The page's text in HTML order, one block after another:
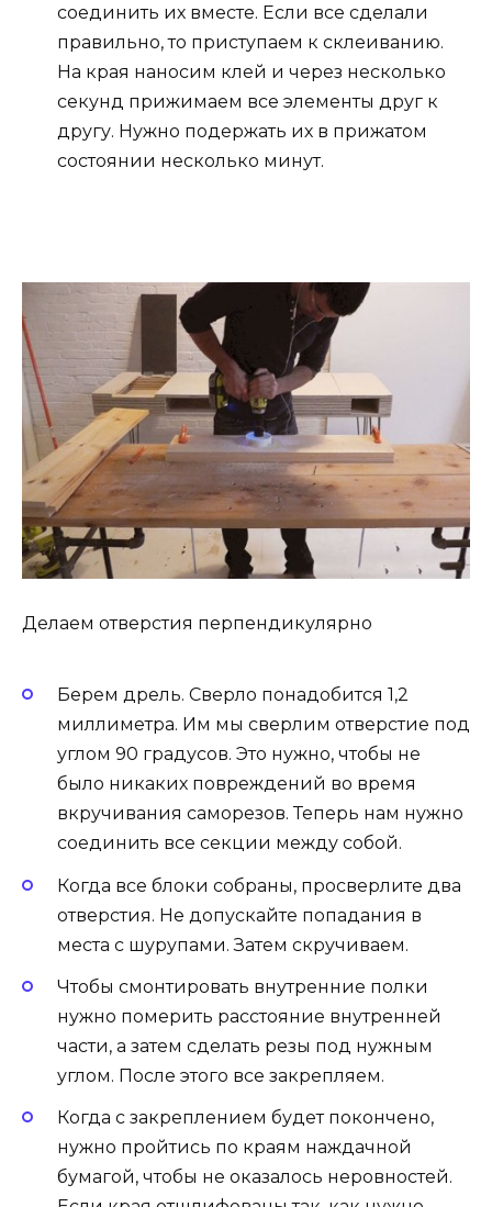
соединить их вместе. Если все сделали
правильно, то приступаем к склеиванию.
На края наносим клей и через несколько
секунд прижимаем все элементы друг к
другу. Нужно подержать их в прижатом
состоянии несколько минут.
Делаем отверстия перпендикулярно
Берем дрель. Сверло понадобится 1,2
миллиметра. Им мы сверлим отверстие под
углом 90 градусов. Это нужно, чтобы не
было никаких повреждений во время
вкручивания саморезов. Теперь нам нужно
соединить все секции между собой.
Когда все блоки собраны, просверлите два
отверстия. Не допускайте попадания в
места с шурупами. Затем скручиваем.
Чтобы смонтировать внутренние полки
нужно померить расстояние внутренней
части, а затем сделать резы под нужным
углом. После этого все закрепляем.
Когда с закреплением будет покончено,
нужно пройтись по краям наждачной
бумагой, чтобы не оказалось неровностей.